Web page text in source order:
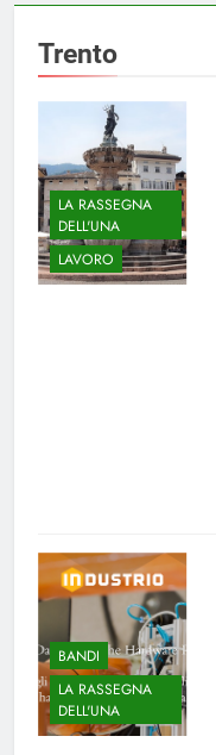
Trento
LA RASSEGNA
DELL'UNA
LAVORO
BANDI
LA RASSEGNA
DELL'UNA